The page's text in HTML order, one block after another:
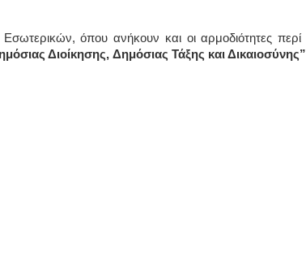
όπου ανήκουν και οι αρμοδιότητες περί
Διοίκησης, Δημόσιας Τάξης και Δικαιοσύνης”